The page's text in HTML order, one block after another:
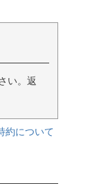
い。返
約について